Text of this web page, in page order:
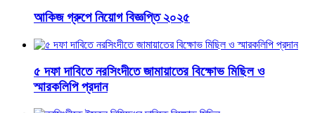
আকিজ গ্রুপে নিয়োগ বিজ্ঞপ্তি ২০২৫
৫ দফা দাবিতে নরসিংদীতে জামায়াতের বিক্ষোভ মিছিল ও
স্মারকলিপি প্রদান